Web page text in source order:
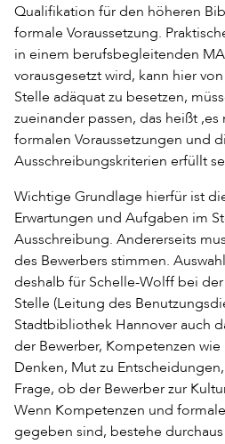
Qualifikation für den höheren
formale Voraussetzung.
in einem berufsbegleitenden
vorausgesetzt wird, kann hier
Stelle adäquat zu besetzen,
zueinander passen, das heißt
formalen Voraussetzungen und
Ausschreibungskriterien erfüllt
Wichtige Grundlage hierfür ist
Erwartungen und Aufgaben im
Ausschreibung. Andererseits
des Bewerbers stimmen.
deshalb für Schelle-Wolff bei der
Stelle (Leitung des
Stadtbibliothek Hannover auch
der Bewerber, Kompetenzen
Denken, Mut zu
Frage, ob der Bewerber zur
Wenn Kompetenzen und
gegeben sind, bestehe